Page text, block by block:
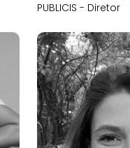
PUBLICIS - Diretor